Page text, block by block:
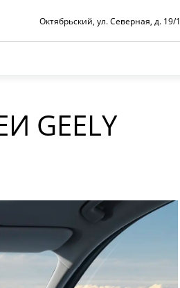
Октябрьский, ул. Северная, д. 19/1
GEELY